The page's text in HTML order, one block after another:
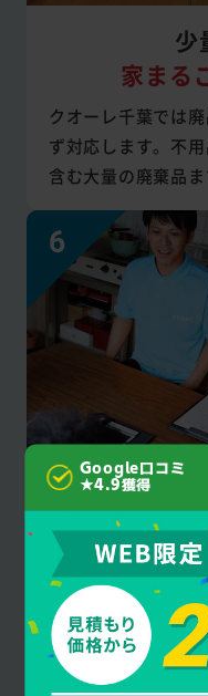
少
家まる
クオーレ千葉では
ず対応します。不
含む大量の廃棄品ま
見積
追加
クオーレ千葉はご
を得ず作業・料金
ません。安心して
Google口コミ
★4.9獲得